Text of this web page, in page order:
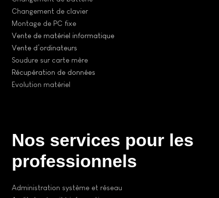
Changement de clavier
Montage de PC fixe
Vente de matériel informatique
Vente d’ordinateurs
Soudure sur carte mère
Récupération de données
Evolution matériel
Nos services pour les
professionnels
Administration système et réseau